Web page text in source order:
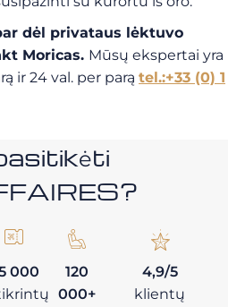
dėl privataus lėktuvo
Moricas. Mūsų ekspertai yra
ir 24 val. per parą tel.:+33 (0) 1
000
120
000+
4,9/5
klientų